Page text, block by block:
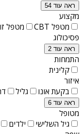
ראה עוד 54
מקצוע
מטפל CBT
מטפל
פסיכולוג
ראה עוד 2
התמחות
קלינית
איזור
בקעת אונו
גליל
ראה עוד 6
מטופל
גיל השלישי
ילדים